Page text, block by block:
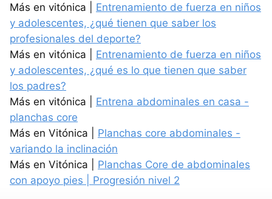
Más en vitónica | Entrenamiento de fuerza en niños
y adolescentes, ¿qué tienen que saber los
profesionales del deporte?
Más en vitónica | Entrenamiento de fuerza en niños
y adolescentes, ¿qué es lo que tienen que saber
los padres?
Más en vitónica | Entrena abdominales en casa -
planchas core
Más en Vitónica | Planchas core abdominales -
variando la inclinación
Más en Vitónica | Planchas Core de abdominales
con apoyo pies | Progresión nivel 2